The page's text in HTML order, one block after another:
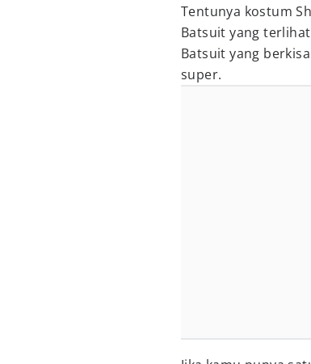
Tentunya kostum
Batsuit yang
Batsuit yang
super.